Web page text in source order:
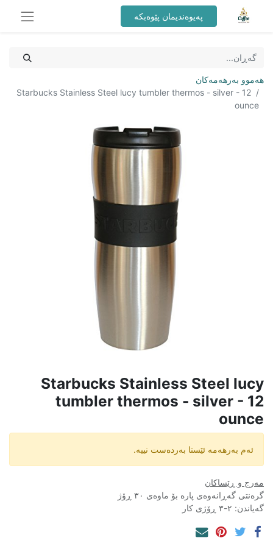
پەیوەندیمان پێوەبکە
هەموو بەرهەمەکان
Starbucks Stainless Steel lucy tumbler thermos - silver - 12
ounce
Starbucks Stainless Steel lucy
tumbler thermos - silver - 12
ounce
ئەم بەرهەمە ئێستا بەردەست نییە.
مەرج و ڕێساکان
گرەنتی گەڕانەوەی پارە بۆ ماوەی ٣٠ ڕۆژ
گەیاندن: ٢-٣ ڕۆژی کار